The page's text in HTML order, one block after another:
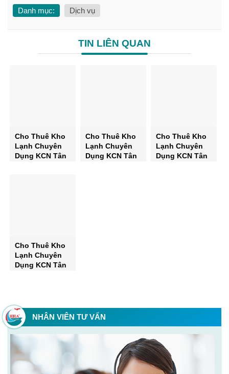
Danh mục: Dịch vụ
TIN LIÊN QUAN
Cho Thuê Kho
Lạnh Chuyên
Dụng KCN Tân
Cho Thuê Kho
Lạnh Chuyên
Dụng KCN Tân
Cho Thuê Kho
Lạnh Chuyên
Dụng KCN Tân
Cho Thuê Kho
Lạnh Chuyên
Dụng KCN Tân
NHÂN VIÊN TƯ VẤN